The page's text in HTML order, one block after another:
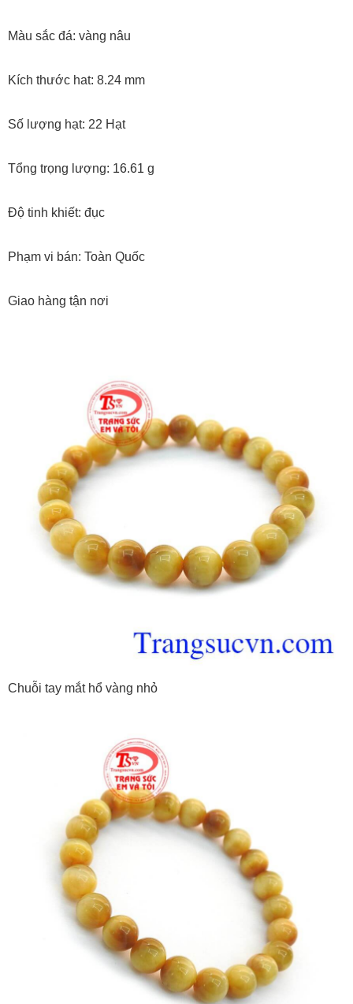
Màu sắc đá: vàng nâu
Kích thước hat: 8.24 mm
Số lượng hạt: 22 Hạt
Tổng trọng lượng: 16.61 g
Độ tinh khiết: đục
Phạm vi bán: Toàn Quốc
Giao hàng tận nơi
Chuỗi tay mắt hổ vàng nhỏ